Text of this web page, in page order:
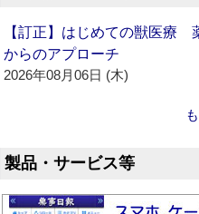
【訂正】はじめての獣医療
からのアプローチ
2026年08月06日 (木)
製品・サービス等